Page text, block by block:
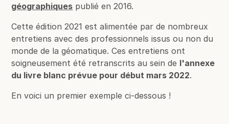
géographiques publié en 2016.
Cette édition 2021 est alimentée par de nombreux
entretiens avec des professionnels issus ou non du
monde de la géomatique. Ces entretiens ont
soigneusement été retranscrits au sein de l'annexe
du livre blanc prévue pour début mars 2022.
En voici un premier exemple ci-dessous !